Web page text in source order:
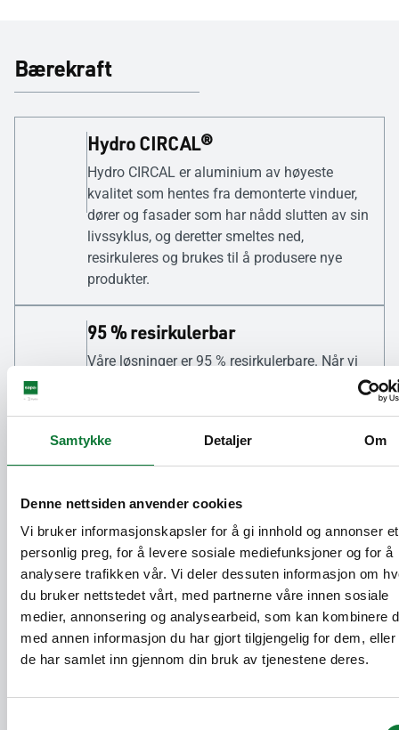
Samtykke Detaljer Om
Denne nettsiden anvender cookies
Vi bruker informasjonskapsler for å gi innhold og annonser et
personlig preg, for å levere sosiale mediefunksjoner og for å
analysere trafikken vår. Vi deler dessuten informasjon om
du bruker nettstedet vårt, med partnerne våre innen sosiale
medier, annonsering og analysearbeid, som kan kombinere
med annen informasjon du har gjort tilgjengelig for dem,
de har samlet inn gjennom din bruk av tjenestene deres.
Bærekraft
Hydro CIRCAL®
Hydro CIRCAL er aluminium av høyeste
kvalitet som hentes fra demonterte vinduer,
dører og fasader som har nådd slutten av sin
livssyklus, og deretter smeltes ned,
resirkuleres og brukes til å produsere nye
produkter.
95 % resirkulerbar
Våre løsninger er 95 % resirkulerbare. Når vi
Våre løsninger er laget med minst 75 %
resirkulerte komponenter, inkludert
aluminium, EPDM og polyamid.
Miljømerkinger og sertifiseringer
for bygninger
SAPA arbeider kontinuerlig med både
miljøvurderingsordninger. For å gjøre